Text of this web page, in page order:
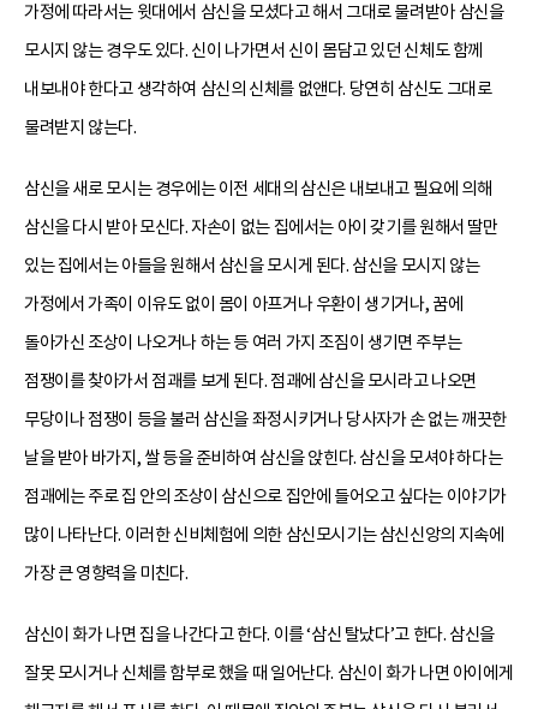
가정에 따라서는 윗대에서 삼신을 모셨다고 해서 그대로 물려받아 삼신을
모시지 않는 경우도 있다. 신이 나가면서 신이 몸담고 있던 신체도 함께
내보내야 한다고 생각하여 삼신의 신체를 없앤다. 당연히 삼신도 그대로
물려받지 않는다.
삼신을 새로 모시는 경우에는 이전 세대의 삼신은 내보내고 필요에 의해
삼신을 다시 받아 모신다. 자손이 없는 집에서는 아이 갖기를 원해서 딸만
있는 집에서는 아들을 원해서 삼신을 모시게 된다. 삼신을 모시지 않는
가정에서 가족이 이유도 없이 몸이 아프거나 우환이 생기거나, 꿈에
돌아가신 조상이 나오거나 하는 등 여러 가지 조짐이 생기면 주부는
점쟁이를 찾아가서 점괘를 보게 된다. 점괘에 삼신을 모시라고 나오면
무당이나 점쟁이 등을 불러 삼신을 좌정시키거나 당사자가 손 없는 깨끗한
날을 받아 바가지, 쌀 등을 준비하여 삼신을 앉힌다. 삼신을 모셔야 하다는
점괘에는 주로 집 안의 조상이 삼신으로 집안에 들어오고 싶다는 이야기가
많이 나타난다. 이러한 신비체험에 의한 삼신모시기는 삼신신앙의 지속에
가장 큰 영향력을 미친다.
삼신이 화가 나면 집을 나간다고 한다. 이를 ‘삼신 탈났다’고 한다. 삼신을
잘못 모시거나 신체를 함부로 했을 때 일어난다. 삼신이 화가 나면 아이에게